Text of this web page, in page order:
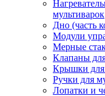
мультиварок
Дно (часть
Модули
Мерные
Клапаны
Крышки для
Ручки для
Лопатки и